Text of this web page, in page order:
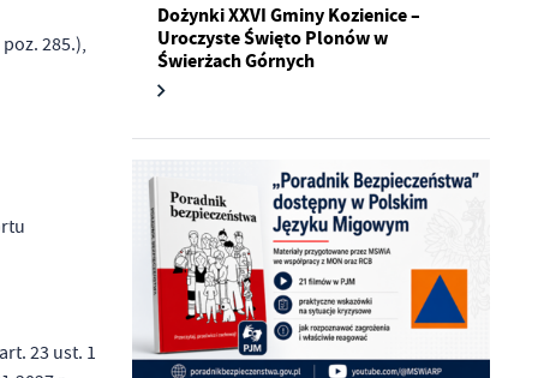
285.),
23 ust. 1
Dożynki XXVI Gminy Kozienice –
Uroczyste Święto Plonów w
Świerżach Górnych